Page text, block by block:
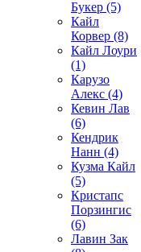
Букер (5)
Кайл
Корвер (8)
Кайл Лоури
(1)
Карузо
Алекс (4)
Кевин Лав
(6)
Кендрик
Нанн (4)
Кузма Кайл
(5)
Кристапс
Порзингис
(6)
Лавин Зак